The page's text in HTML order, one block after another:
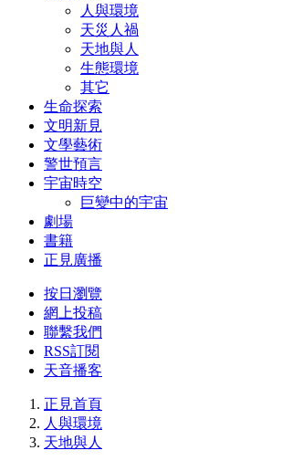
人與環境
天災人禍
天地與人
生態環境
其它
生命探索
文明新見
文學藝術
警世預言
宇宙時空
巨變中的宇宙
劇場
書籍
正見廣播
按日瀏覽
網上投稿
聯繫我們
RSS訂閱
天音播客
正見首頁
人與環境
天地與人